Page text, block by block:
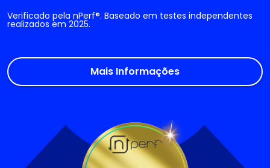
Verificado pela nPerf®. Baseado em testes independentes
realizados em 2025.
Mais Informações